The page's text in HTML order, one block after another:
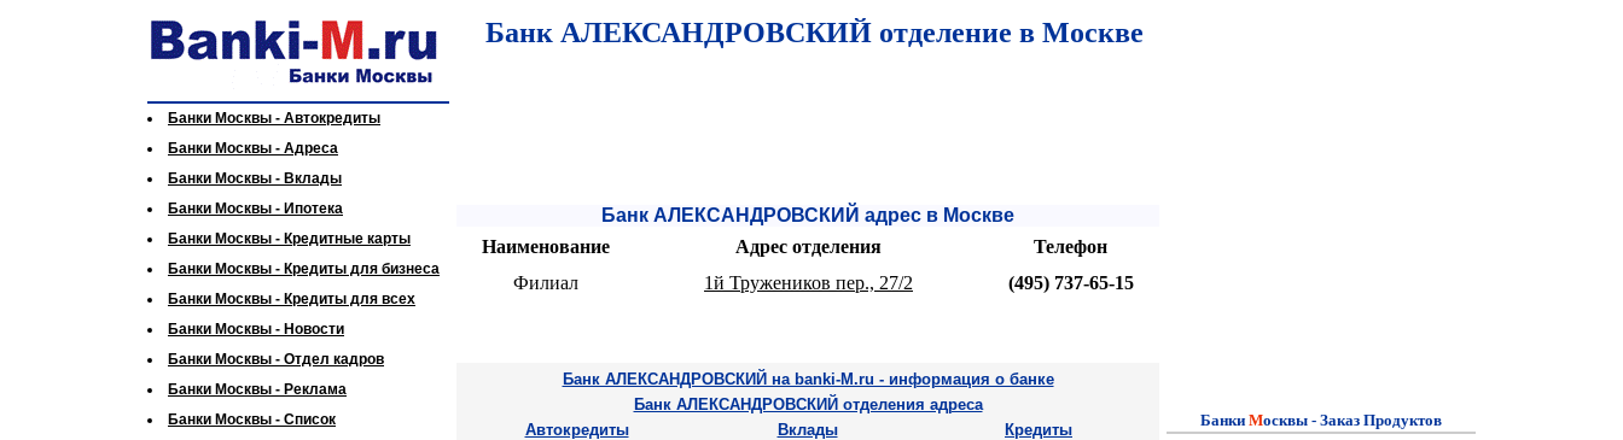
Банк АЛЕКСАНДРОВСКИЙ отделение в Москве
Банки Москвы - Автокредиты
Банки Москвы - Адреса
Банки Москвы - Вклады
Банки Москвы - Ипотека
Банки Москвы - Кредитные карты
Банки Москвы - Кредиты для бизнеса
Банки Москвы - Кредиты для всех
Банки Москвы - Новости
Банки Москвы - Отдел кадров
Банки Москвы - Реклама
Банки Москвы - Список
Банк АЛЕКСАНДРОВСКИЙ адрес в Москве
Наименование
Адрес отделения
Телефон
Филиал
1й Тружеников пер., 27/2 (495) 737-65-15
Банк АЛЕКСАНДРОВСКИЙ на banki-M.ru - информация о банке
Банк АЛЕКСАНДРОВСКИЙ отделения адреса
Автокредиты
Вклады Кредиты
Банки Mосквы - Заказ Продуктов